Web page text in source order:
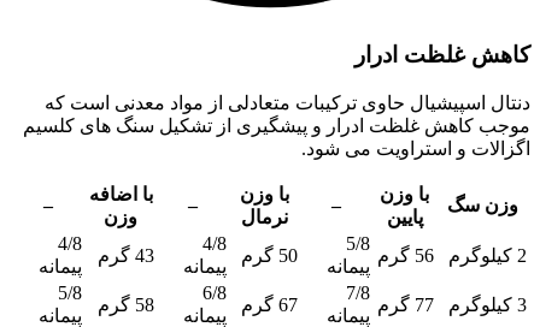
کاهش غلظت ادرار
دنتال اسپیشیال حاوی ترکیبات متعادلی از مواد معدنی است که
موجب کاهش غلظت ادرار و پیشگیری از تشکیل سنگ های کلسیم
اگزالات و استراویت می شود.
وزن سگ
با وزن
پایین
–
با وزن
نرمال
–
با اضافه
وزن
–
2 کیلوگرم 56 گرم
5/8
پیمانه
50 گرم
4/8
پیمانه
43 گرم
4/8
پیمانه
3 کیلوگرم
77 گرم
7/8
پیمانه
67 گرم
6/8
پیمانه
58 گرم
5/8
پیمانه